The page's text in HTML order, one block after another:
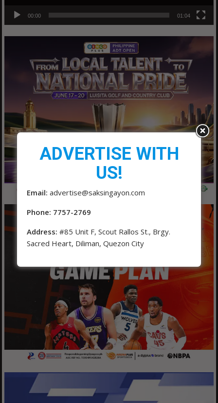
00:00 01:04
ADVERTISE WITH
US!
Email: advertise@saksingayon.com
Phone: 7757-2769
Address: #85 Unit F, Scout Rallos St., Brgy.
Sacred Heart, Diliman, Quezon City